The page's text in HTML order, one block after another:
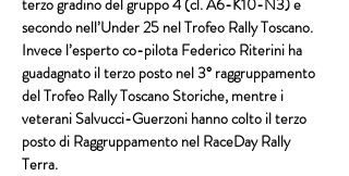
terzo gradino del gruppo 4 (cl. A6-K10-N3) e
secondo nell’Under 25 nel Trofeo Rally Toscano.
Invece l’esperto co-pilota Federico Riterini ha
guadagnato il terzo posto nel 3° raggruppamento
del Trofeo Rally Toscano Storiche, mentre i
veterani Salvucci-Guerzoni hanno colto il terzo
posto di Raggruppamento nel RaceDay Rally
Terra.